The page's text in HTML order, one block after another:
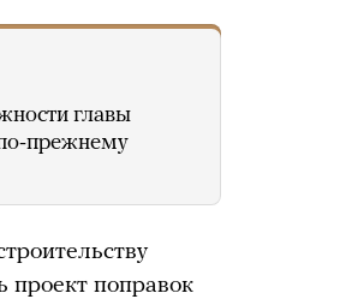
главы
прежнему
проект поправок